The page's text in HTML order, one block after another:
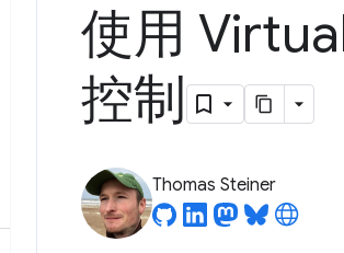
使用
控制
Thomas Steiner